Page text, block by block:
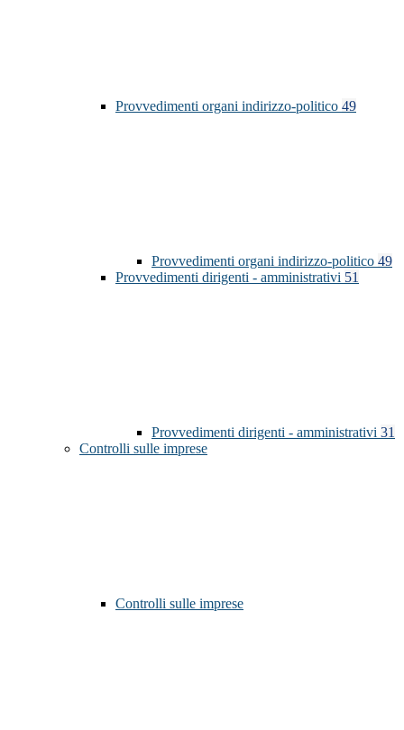
Provvedimenti organi indirizzo-politico 49
Provvedimenti organi indirizzo-politico 49
Provvedimenti dirigenti - amministrativi 51
Provvedimenti dirigenti - amministrativi 31
Controlli sulle imprese
Controlli sulle imprese